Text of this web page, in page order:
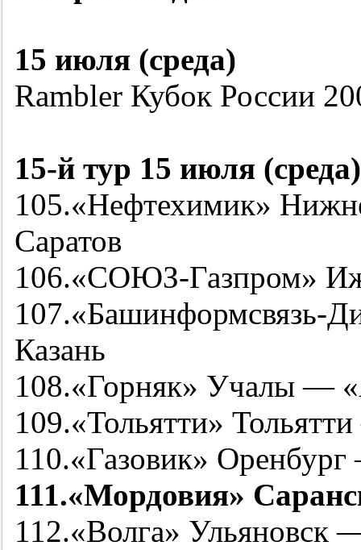
15 июля (среда)
Rambler Кубок России
15-йтур 15 июля (среда)
105.«Нефтехимик»
Саратов
106.«СОЮЗ-Газпром»
107.«Башинформсвязь-
Казань
108.«Горняк» Учалы —
109.«Тольятти»
110.«Газовик»
111.«Мордовия»
112.«Волга»